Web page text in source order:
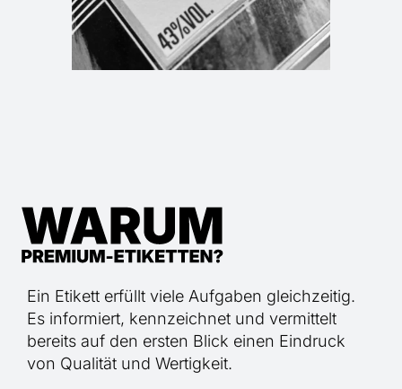
Ein Etikett erfüllt viele Aufgaben gleichzeitig.
Es informiert, kennzeichnet und vermittelt
bereits auf den ersten Blick einen Eindruck
von Qualität und Wertigkeit.